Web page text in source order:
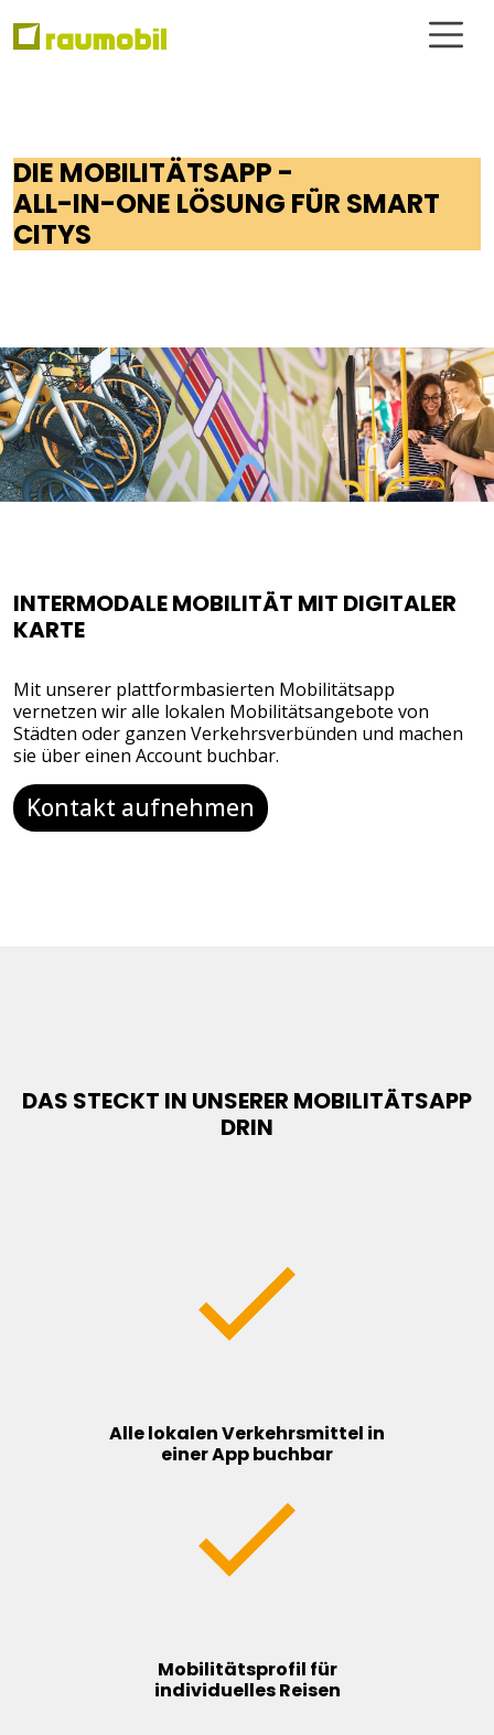
DIE MOBILITÄTSAPP -
ALL-IN-ONE LÖSUNG FÜR SMART
CITYS
INTERMODALE MOBILITÄT MIT DIGITALER
KARTE
Mit unserer plattformbasierten Mobilitätsapp
vernetzen wir alle lokalen Mobilitätsangebote von
Städten oder ganzen Verkehrsverbünden und machen
sie über einen Account buchbar.
Kontakt aufnehmen
DAS STECKT IN UNSERER MOBILITÄTSAPP
DRIN
Alle lokalen Verkehrsmittel in
einer App buchbar
Mobilitätsprofil für
individuelles Reisen